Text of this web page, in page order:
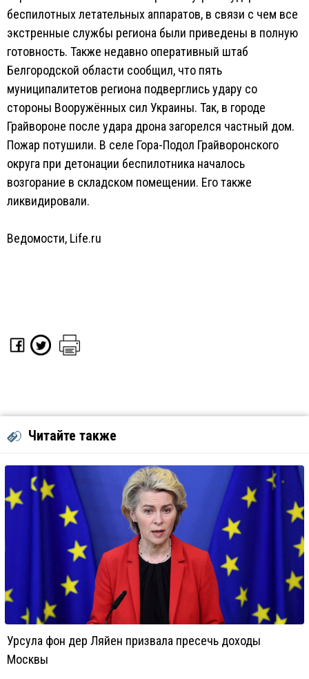
беспилотных летательных аппаратов, в связи с чем все
экстренные службы региона были приведены в полную
готовность. Также недавно оперативный штаб
Белгородской области сообщил, что пять
муниципалитетов региона подверглись удару со
стороны Вооружённых сил Украины. Так, в городе
Грайвороне после удара дрона загорелся частный дом.
Пожар потушили. В селе Гора-Подол Грайворонского
округа при детонации беспилотника началось
возгорание в складском помещении. Его также
ликвидировали.
Ведомости, Life.ru
Читайте также
Урсула фон дер Ляйен призвала пресечь доходы
Москвы